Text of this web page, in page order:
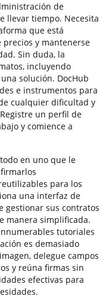
de
llevar tiempo. Necesita
que está
y mantenerse
Sin duda, la
incluyendo
solución. DocHub
e instrumentos para
cualquier dificultad y
un perfil de
y comience a
en uno que le
para los
una interfaz de
gestionar sus contratos
manera simplificada.
tutoriales
es demasiado
delegue campos
y reúna firmas sin
efectivas para